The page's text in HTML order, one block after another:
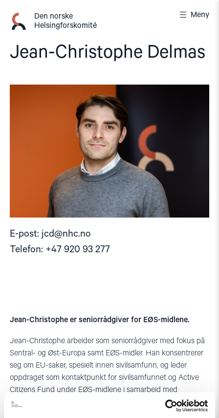
innhold
Den norske
Helsingforskomité
Meny
Jean-Christophe Delmas
E-post: jcd@nhc.no
Telefon: +47 920 93 277
Jean-Christophe er seniorrådgiver for EØS-midlene.
Jean-Christophe arbeider som seniorrådgiver med fokus på
Sentral- og Øst-Europa samt EØS-midler. Han konsentrerer
seg om EU-saker, spesielt innen sivilsamfunn, og leder
oppdraget som kontaktpunkt for sivilsamfunnet og Active
Citizens Fund under EØS-midlene i samarbeid med
Utenriksdepartementet.